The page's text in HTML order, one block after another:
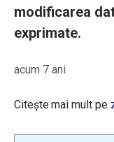
modificarea
exprimate.
acum 7 ani
Citește mai mult pe